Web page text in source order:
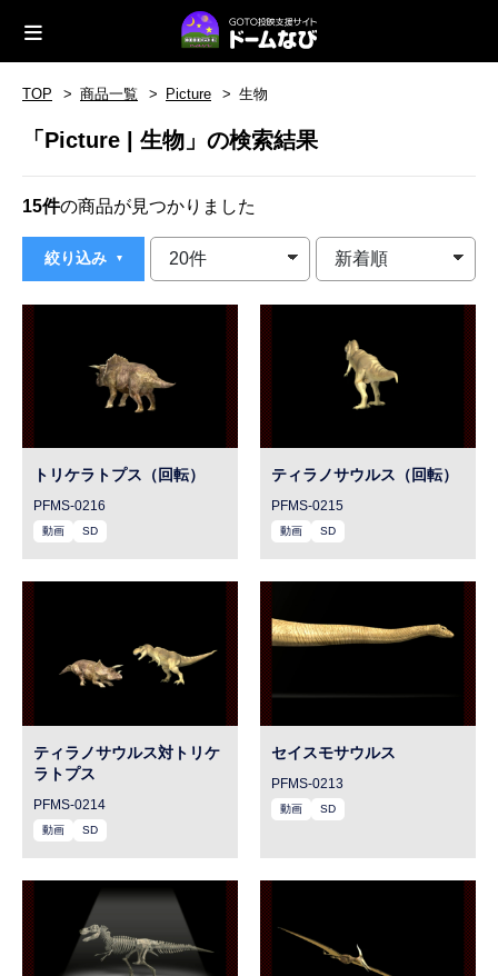
TOP 商品一覧 Picture 生物
「Picture | 生物」の検索結果
15件の商品が見つかりました
絞り込み
トリケラトプス（回転）
PFMS-0216
動画 SD
ティラノサウルス（回転）
PFMS-0215
動画 SD
ティラノサウルス対トリケ
ラトプス
PFMS-0214
動画 SD
セイスモサウルス
PFMS-0213
動画 SD